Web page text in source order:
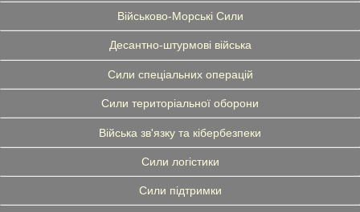
Військово-Морські Сили
Десантно-штурмові війська
Сили спеціальних операцій
Сили територіальної оборони
Війська зв'язку та кібербезпеки
Сили логістики
Сили підтримки